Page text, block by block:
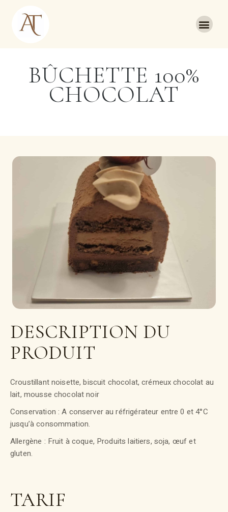
BÛCHETTE 100%
CHOCOLAT
DESCRIPTION DU
PRODUIT
Croustillant noisette, biscuit chocolat, crémeux chocolat au
lait, mousse chocolat noir
Conservation : A conserver au réfrigérateur entre 0 et 4°C
jusqu’à consommation.
Allergène : Fruit à coque, Produits laitiers, soja, œuf et
gluten.
TARIF